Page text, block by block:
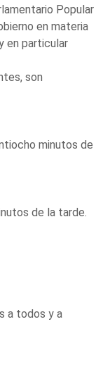
Popular
en materia
en particular
son
minutos de
de la tarde.
a todos y a